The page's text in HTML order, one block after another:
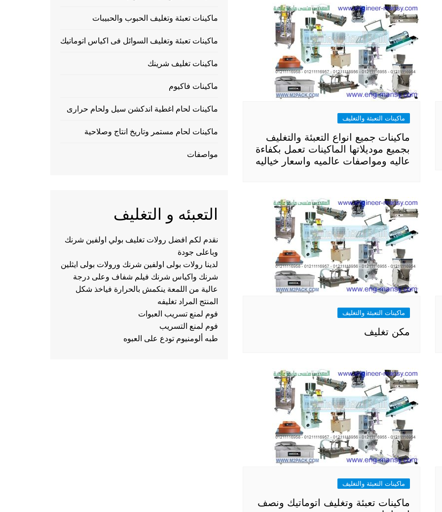
ماكينات التعبئة والتغليف
ماكينات جميع انواع التعبئة والتغليف
بجميع موديلاتها الماكينات تعمل بكفاءة
عاليه ومواصفات عالميه واسعار خياليه
ماكينات التعبئة والتغليف
مكن تغليف
ماكينات التعبئة والتغليف
ماكينات تعبئة وتغليف اتوماتيك ونصف
ماكينات تعبئة وتغليف الحبوب والحبيبات
ماكينات تعبئة وتغليف السوائل فى اكياس اتوماتيك
ماكينات تغليف شرينك
ماكينات فاكيوم
ماكينات لحام اغطية اندكشن سيل ولحام حرارى
ماكينات لحام مستمر وتاريخ انتاج وصلاحية
مواصفات
التعبئه و التغليف
نقدم لكم افضل رولات تغليف بولي اولفين شرنك
وباعلى جودة
لدينا رولات بولى اولفين شرنك ورولات بولى ايثلين
شرنك واكياس شرنك فيلم شفاف وعلى درجة
عالية من اللمعة ينكمش بالحرارة فياخذ شكل
المنتج المراد تغليفه
فوم لمنع تسريب العبوات
فوم لمنع التسريب
طبه ألومنيوم تودع على العبوه